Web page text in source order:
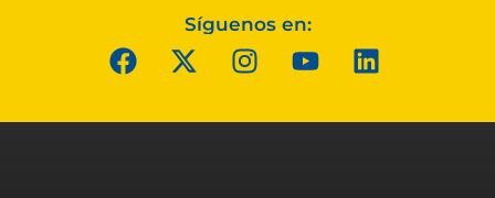
Síguenos en: